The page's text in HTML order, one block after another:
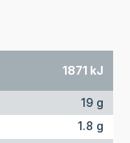
1871 kJ
19 g
1.8 g